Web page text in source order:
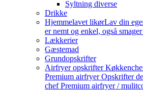
Syltning diverse
Drikke
Hjemmelavet likørLav din
er nemt og enkel, også
Lækkerier
Gæstemad
Grundopskrifter
Airfryer opskrifter
Premium airfryer Opskrifter
chef Premium airfryer /